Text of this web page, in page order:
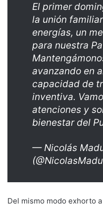
El primer
la unión
energías, un
para nuestra
avanzando en
capacidad de
inventiva.
atenciones y
bienestar del
— Nicolás
Del mismo modo exhorto